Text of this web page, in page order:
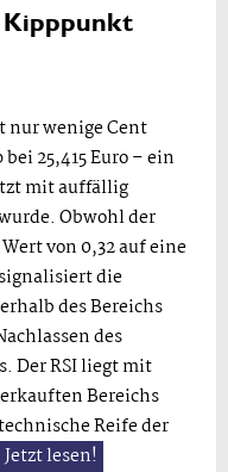
Kipppunkt
nur wenige Cent
25,415 Euro – ein
mit auffällig
Obwohl der
von 0,32 auf eine
die
des Bereichs
des
Der RSI liegt mit
Bereichs
Reife der
Jetzt lesen!